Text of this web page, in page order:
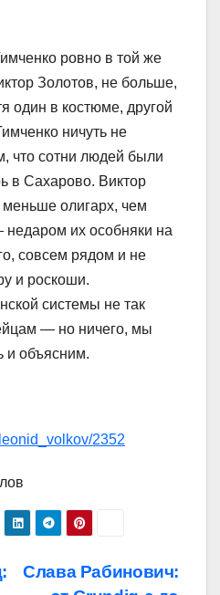
ровно в той же
Золотов, не больше,
один в костюме, другой
ничуть не
что сотни людей были
в Сахарово. Виктор
олигарх, чем
их особняки на
совсем рядом и не
и роскоши.
системы не так
— но ничего, мы
и объясним.
2352
Слава Рабинович: